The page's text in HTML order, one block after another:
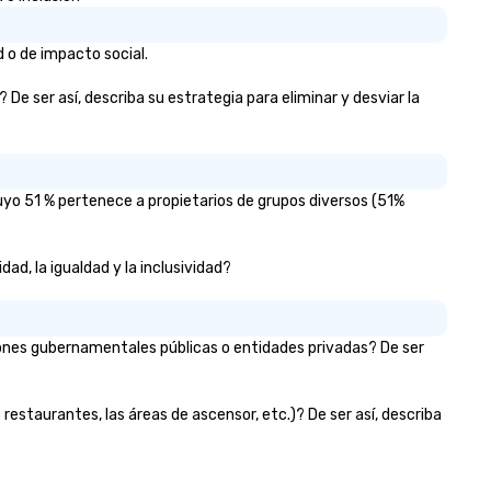
o de impacto social.
ser así, describa su estrategia para eliminar y desviar la
51 % pertenece a propietarios de grupos diversos (51%
la igualdad y la inclusividad?
gubernamentales públicas o entidades privadas? De ser
las áreas de ascensor, etc.)? De ser así, describa